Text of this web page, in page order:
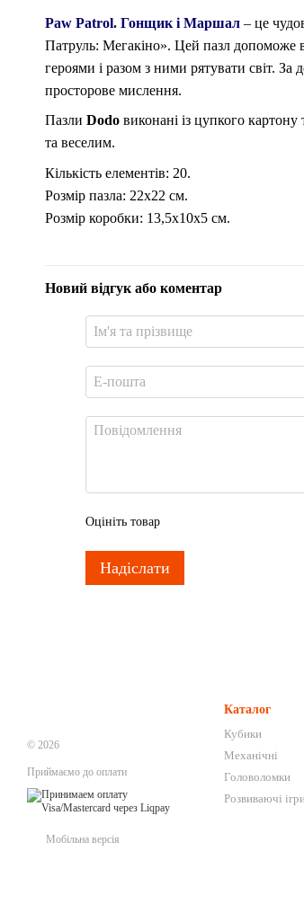
Paw Patrol. Гонщик і Маршал – це
Патруль: Мегакіно». Цей пазл допоможе
героями і разом з ними рятувати світ.
просторове мислення.
Пазли Dodo виконані із цупкого
та веселим.
Кількість елементів: 20.
Розмір пазла: 22х22 см.
Розмір коробки: 13,5х10х5 см.
Новий відгук або коментар
Оцініть товар
Надіслати
© 2026
Приймаємо до оплати
Мобільна версія
Каталог
Кубики
Механічні
Головоломки
Розвиваючі